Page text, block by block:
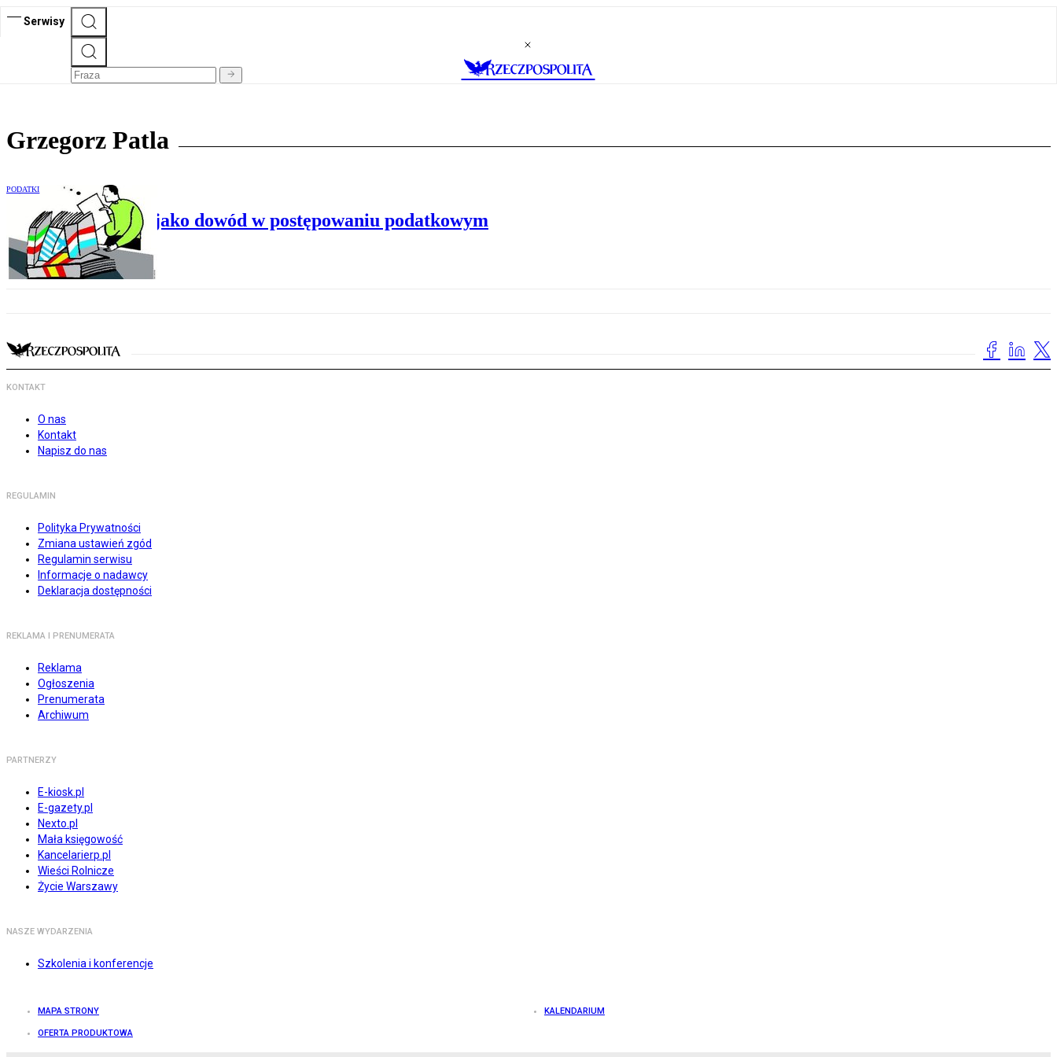
Serwisy
Grzegorz Patla
PODATKI
Księgi podatkowe jako dowód w postępowaniu podatkowym
KONTAKT
O nas
Kontakt
Napisz do nas
REGULAMIN
Polityka Prywatności
Zmiana ustawień zgód
Regulamin serwisu
Informacje o nadawcy
Deklaracja dostępności
REKLAMA I PRENUMERATA
Reklama
Ogłoszenia
Prenumerata
Archiwum
PARTNERZY
E-kiosk.pl
E-gazety.pl
Nexto.pl
Mała księgowość
Kancelarierp.pl
Wieści Rolnicze
Życie Warszawy
NASZE WYDARZENIA
Szkolenia i konferencje
MAPA STRONY KALENDARIUM
OFERTA PRODUKTOWA